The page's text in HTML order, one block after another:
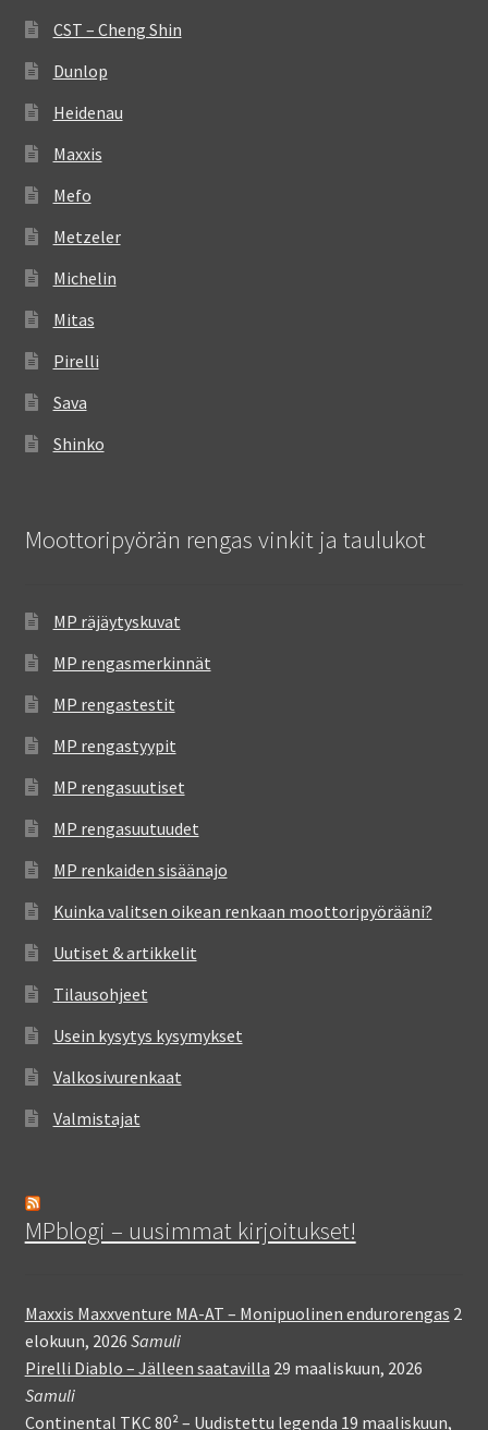
CST – Cheng Shin
Dunlop
Heidenau
Maxxis
Mefo
Metzeler
Michelin
Mitas
Pirelli
Sava
Shinko
Moottoripyörän rengas vinkit ja taulukot
MP räjäytyskuvat
MP rengasmerkinnät
MP rengastestit
MP rengastyypit
MP rengasuutiset
MP rengasuutuudet
MP renkaiden sisäänajo
Kuinka valitsen oikean renkaan moottoripyörääni?
Uutiset & artikkelit
Tilausohjeet
Usein kysytys kysymykset
Valkosivurenkaat
Valmistajat
MPblogi – uusimmat kirjoitukset!
Maxxis Maxxventure MA-AT – Monipuolinen endurorengas 2
elokuun, 2026 Samuli
Pirelli Diablo – Jälleen saatavilla 29 maaliskuun, 2026
Samuli
Continental TKC 80² – Uudistettu legenda 19 maaliskuun,